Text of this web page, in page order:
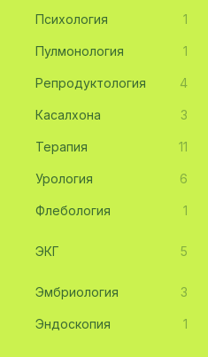
Психология 1
Пулмонология 1
Репродуктология 4
Касалхона 3
Терапия 11
Урология 6
Флебология 1
ЭКГ 5
Эмбриология 3
Эндоскопия 1